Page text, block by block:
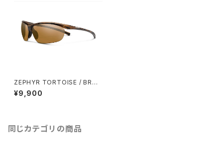
ZEPHYR TORTOISE / BRO
WN
¥9,900
同じカテゴリの商品